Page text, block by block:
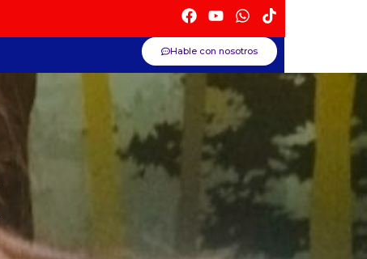
Hable con nosotros